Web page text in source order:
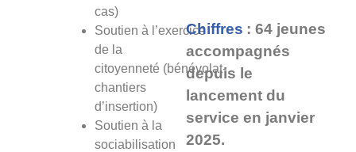
cas)
Soutien à l’exercice
de la
citoyenneté (bénévolat-
chantiers
d’insertion)
Soutien à la
sociabilisation
Chiffres : 64 jeunes
accompagnés
depuis le
lancement du
service en janvier
2025.